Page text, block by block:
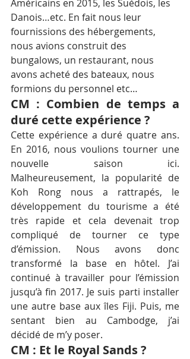
Américains en 2015, les Suédois, les
Danois…etc. En fait nous leur
fournissions des hébergements,
nous avions construit des
bungalows, un restaurant, nous
avons acheté des bateaux, nous
formions du personnel etc…
CM : Combien de temps a
duré cette expérience ?
Cette expérience a duré quatre ans.
En 2016, nous voulions tourner une
nouvelle saison ici.
Malheureusement, la popularité de
Koh Rong nous a rattrapés, le
développement du tourisme a été
très rapide et cela devenait trop
compliqué de tourner ce type
d’émission. Nous avons donc
transformé la base en hôtel. J’ai
continué à travailler pour l’émission
jusqu’à fin 2017. Je suis parti installer
une autre base aux îles Fiji. Puis, me
sentant bien au Cambodge, j’ai
décidé de m’y poser.
CM : Et le Royal Sands ?